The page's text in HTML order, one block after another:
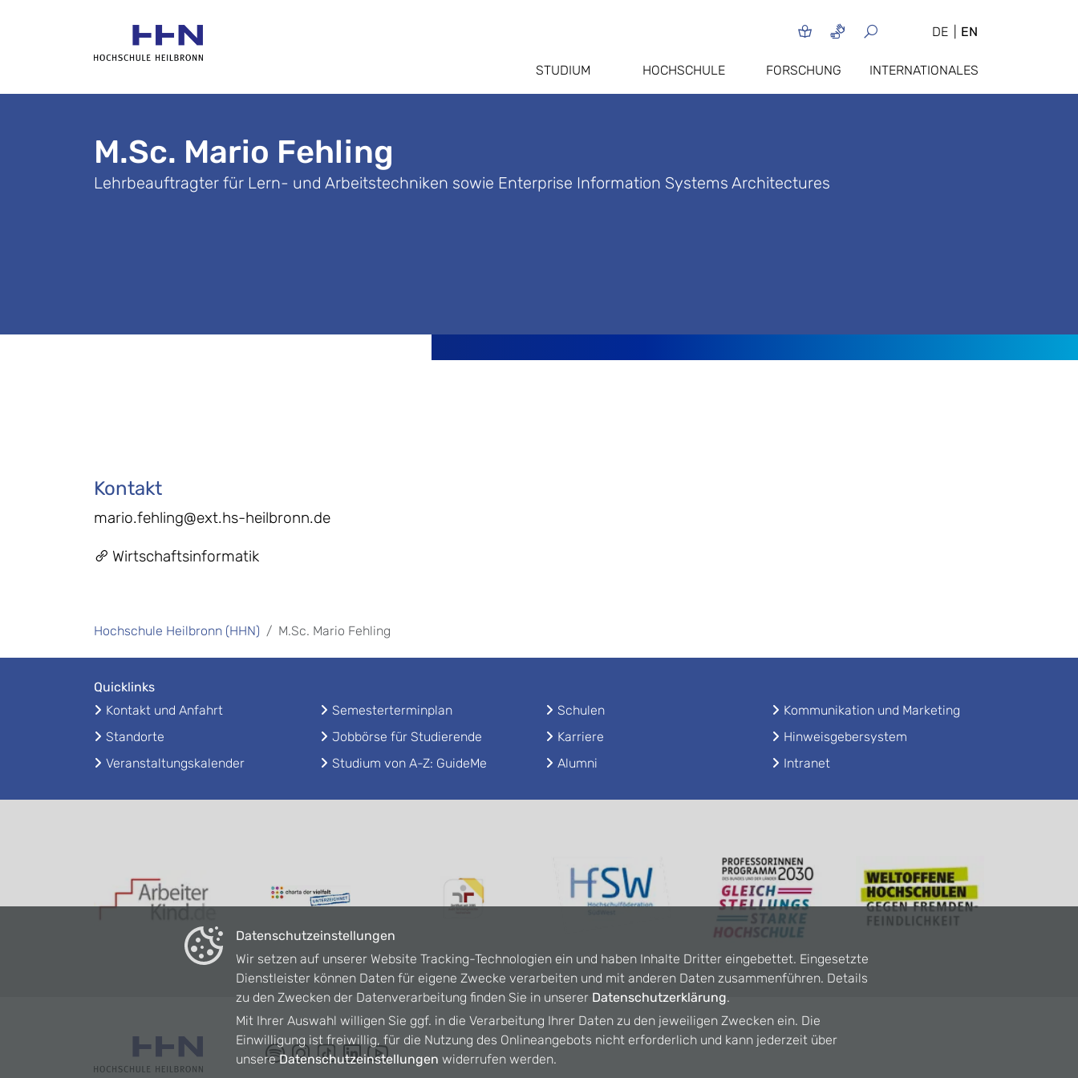
DE EN
STUDIUM HOCHSCHULE FORSCHUNG INTERNATIONALES
M.Sc. Mario Fehling
Lehrbeauftragter für Lern- und Arbeitstechniken sowie Enterprise Information Systems Architectures
Kontakt
mario.fehling@ext.hs-heilbronn.de
Wirtschaftsinformatik
Hochschule Heilbronn (HHN) M.Sc. Mario Fehling
Quicklinks
Kontakt und Anfahrt
Standorte
Veranstaltungskalender
Semesterterminplan
Jobbörse für Studierende
Studium von A-Z: GuideMe
Schulen
Karriere
Alumni
Kommunikation und Marketing
Hinweisgebersystem
Intranet
Datenschutzeinstellungen
Wir setzen auf unserer Website Tracking-Technologien ein und haben Inhalte Dritter eingebettet. Eingesetzte
Dienstleister können Daten für eigene Zwecke verarbeiten und mit anderen Daten zusammenführen. Details
zu den Zwecken der Datenverarbeitung finden Sie in unserer Datenschutzerklärung.
Mit Ihrer Auswahl willigen Sie ggf. in die Verarbeitung Ihrer Daten zu den jeweiligen Zwecken ein. Die
Einwilligung ist freiwillig, für die Nutzung des Onlineangebots nicht erforderlich und kann jederzeit über
unsereDatenschutzeinstellungen widerrufen werden.